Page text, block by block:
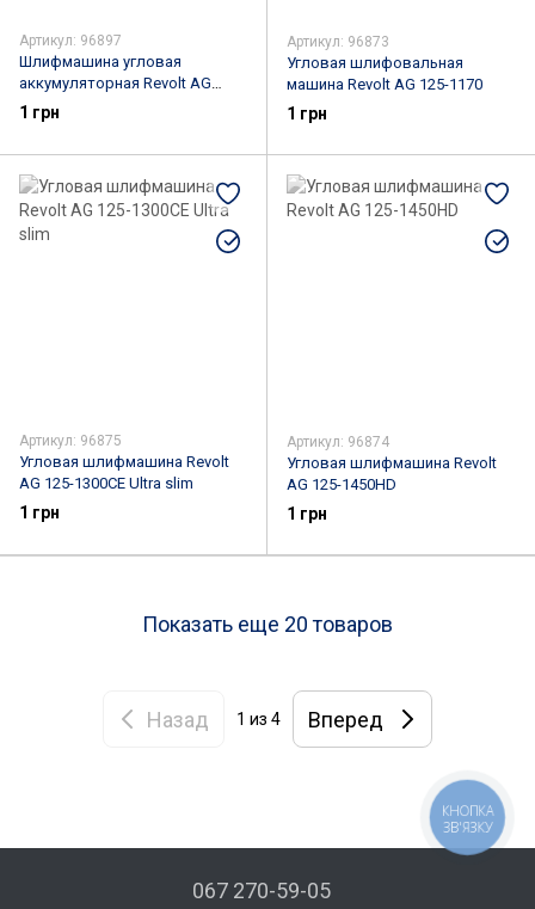
Артикул: 96897
Шлифмашина угловая
аккумуляторная Revolt AG
21/125BL
1 грн
Артикул: 96873
Угловая шлифовальная
машина Revolt AG 125-1170
1 грн
Артикул: 96875
Угловая шлифмашина Revolt
AG 125-1300СЕ Ultra slim
1 грн
Артикул: 96874
Угловая шлифмашина Revolt
AG 125-1450HD
1 грн
Показать еще 20 товаров
Назад 1 из 4 Вперед
067 270-59-05
КНОПКА
ЗВ'ЯЗКУ